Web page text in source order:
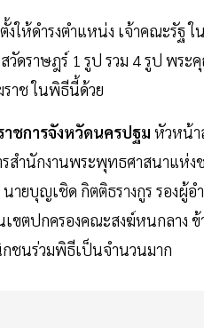
ให้ดำรงตำแหน่ง เจ้าคณะรัฐ
สวัดราษฎร์ 1 รูป รวม 4 รูป พ
าช ในพิธีนี้ด้วย
าชการจังหวัดนครปฐม หัวหน้า
สำนักงานพระพุทธศาสนาแห่
ายบุญเชิด กิตติธรางกูร รองผู้
ขตปกครองคณะสงฆ์หนกลาง
ชนร่วมพิธีเป็นจำนวนมาก